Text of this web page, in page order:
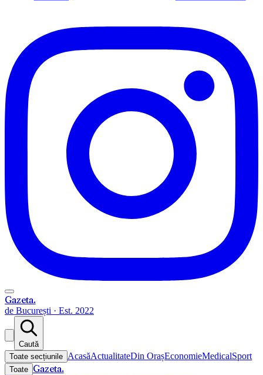
Gazeta.
de București · Est. 2022
Caută
Toate secțiunile AcasăActualitateDin OrașEconomieMedicalSport
Toate Gazeta.